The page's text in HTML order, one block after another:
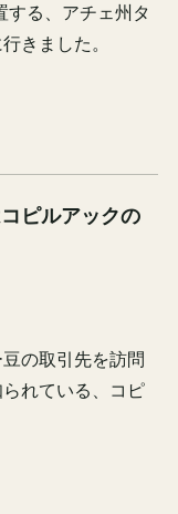
する、アチェ州タ
きました。
ピルアックの
の取引先を訪問
れている、コピ